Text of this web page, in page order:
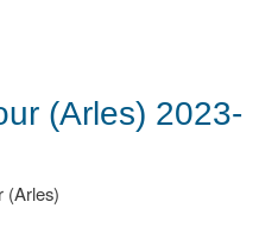
(Arles) 2023-
(Arles)